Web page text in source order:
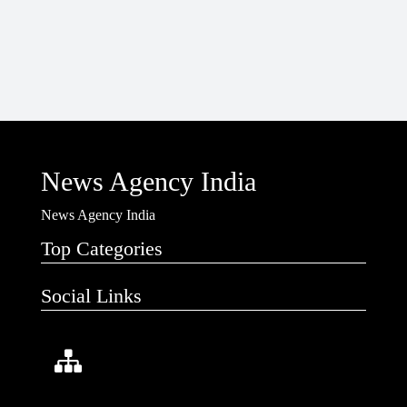
News Agency India
News Agency India
Top Categories
Social Links